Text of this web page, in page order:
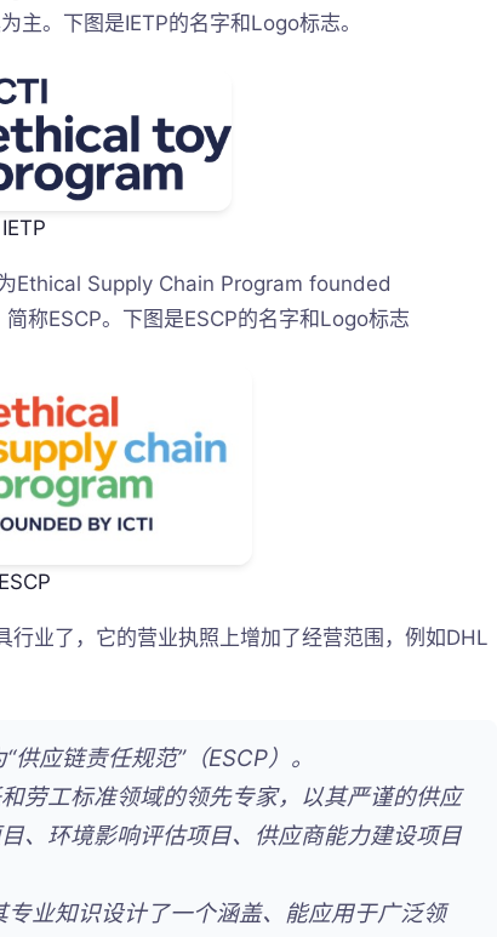
主。下图是IETP的名字和Logo标志。
IETP
Ethical Supply Chain Program founded
称ESCP。下图是ESCP的名字和Logo标志
ESCP
行业了，它的营业执照上增加了经营范围，例如DHL
应链责任规范”（ESCP）。
劳工标准领域的领先专家，以其严谨的供应
、环境影响评估项目、供应商能力建设项目
业知识设计了一个涵盖、能应用于广泛领